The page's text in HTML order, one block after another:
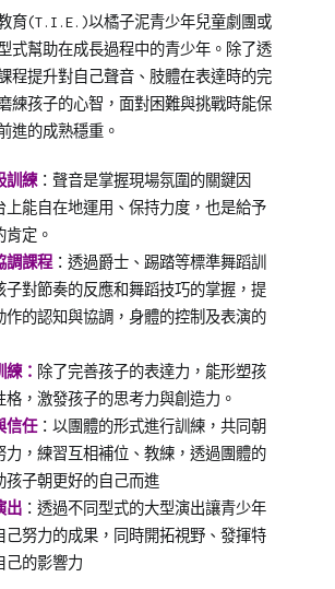
育(T.I.E.)以橘子泥青少年兒童劇團或
式幫助在成長過程中的青少年。除了透
程提升對自己聲音、肢體在表達時的完
練孩子的心智，面對困難與挑戰時能保
進的成熟穩重。
訓練：聲音是掌握現場氛圍的關鍵因
上能自在地運用、保持力度，也是給予
肯定。
調課程：透過爵士、踢踏等標準舞蹈訓
子對節奏的反應和舞蹈技巧的掌握，提
作的認知與協調，身體的控制及表演的
練： 除了完善孩子的表達力，能形塑孩
格，激發孩子的思考力與創造力。
信任：以團體的形式進行訓練，共同朝
力，練習互相補位、教練，透過團體的
孩子朝更好的自己而進
出：透過不同型式的大型演出讓青少年
己努力的成果，同時開拓視野、發揮特
己的影響力